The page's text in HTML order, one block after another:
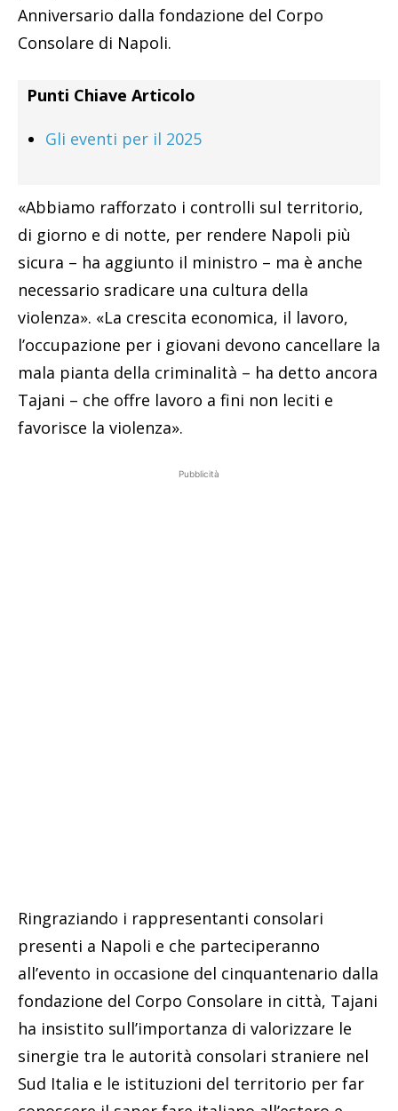
Anniversario dalla fondazione del Corpo
Consolare di Napoli.
Punti Chiave Articolo
Gli eventi per il 2025
«Abbiamo rafforzato i controlli sul territorio,
di giorno e di notte, per rendere Napoli più
sicura – ha aggiunto il ministro – ma è anche
necessario sradicare una cultura della
violenza». «La crescita economica, il lavoro,
l’occupazione per i giovani devono cancellare la
mala pianta della criminalità – ha detto ancora
Tajani – che offre lavoro a fini non leciti e
favorisce la violenza».
Pubblicità
Ringraziando i rappresentanti consolari
presenti a Napoli e che parteciperanno
all’evento in occasione del cinquantenario dalla
fondazione del Corpo Consolare in città, Tajani
ha insistito sull’importanza di valorizzare le
sinergie tra le autorità consolari straniere nel
Sud Italia e le istituzioni del territorio per far